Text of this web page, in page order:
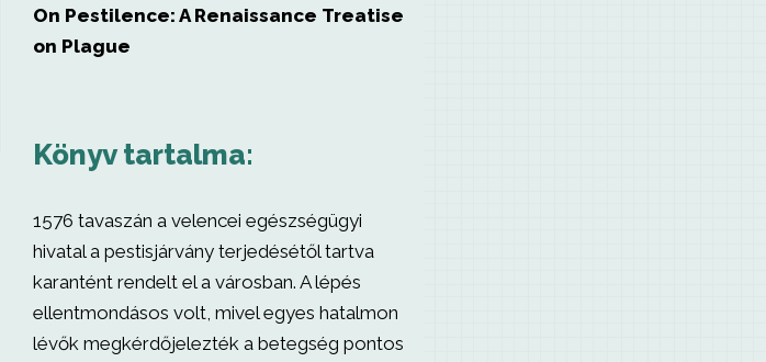
On Pestilence: A Renaissance Treatise
on Plague
Könyv tartalma:
1576 tavaszán a velencei egészségügyi
hivatal a pestisjárvány terjedésétől tartva
karantént rendelt el a városban. A lépés
ellentmondásos volt, mivel egyes hatalmon
lévők megkérdőjelezték a betegség pontos